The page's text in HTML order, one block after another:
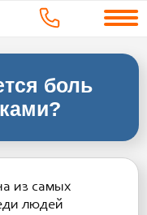
боль
из самых
людей